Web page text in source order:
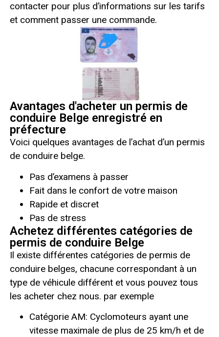
contacter pour plus d’informations sur les tarifs
et comment passer une commande.
Avantages d'acheter un permis de
conduire Belge enregistré en
préfecture
Voici quelques avantages de l’achat d’un permis
de conduire belge.
Pas d’examens à passer
Fait dans le confort de votre maison
Rapide et discret
Pas de stress
Achetez différentes catégories de
permis de conduire Belge
Il existe différentes catégories de permis de
conduire belges, chacune correspondant à un
type de véhicule différent et vous pouvez tous
les acheter chez nous. par exemple
Catégorie AM: Cyclomoteurs ayant une
vitesse maximale de plus de 25 km/h et de